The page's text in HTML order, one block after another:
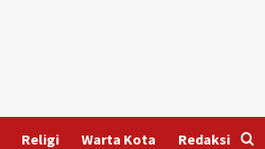
Religi Warta Kota Redaksi